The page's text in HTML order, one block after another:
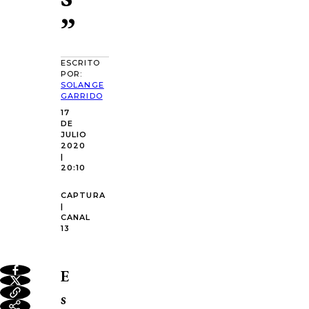
”
ESCRITO
POR:
SOLANGE
GARRIDO
17
DE
JULIO
2020
|
20:10
CAPTURA
|
CANAL
13
E
s